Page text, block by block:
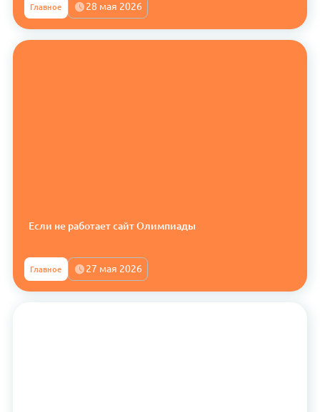
Главное 28 мая 2026
Если не работает сайт Олимпиады
Главное 27 мая 2026